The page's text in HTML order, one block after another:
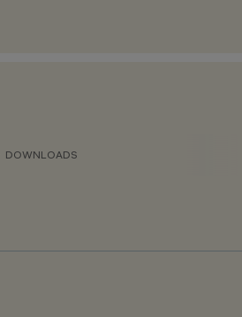
DOWNLOADS